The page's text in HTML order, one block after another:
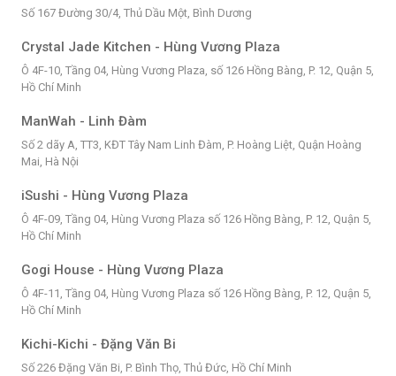
Số 167 Đường 30/4, Thủ Dầu Một, Bình Dương
Crystal Jade Kitchen - Hùng Vương Plaza
Ô 4F-10, Tầng 04, Hùng Vương Plaza, số 126 Hồng Bàng, P. 12, Quận 5,
Hồ Chí Minh
ManWah - Linh Đàm
Số 2 dãy A, TT3, KĐT Tây Nam Linh Đàm, P. Hoàng Liệt, Quận Hoàng
Mai, Hà Nội
iSushi - Hùng Vương Plaza
Ô 4F-09, Tầng 04, Hùng Vương Plaza số 126 Hồng Bàng, P. 12, Quận 5,
Hồ Chí Minh
Gogi House - Hùng Vương Plaza
Ô 4F-11, Tầng 04, Hùng Vương Plaza số 126 Hồng Bàng, P. 12, Quận 5,
Hồ Chí Minh
Kichi-Kichi - Đặng Văn Bi
Số 226 Đặng Văn Bi, P. Bình Thọ, Thủ Đức, Hồ Chí Minh